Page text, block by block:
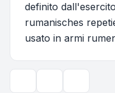
definito
rumanisches
usato in armi
Opzioni